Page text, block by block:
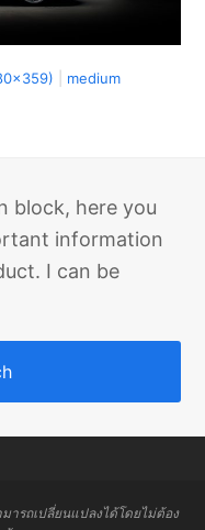
medium
block, here you
information
I can be
ารถเปลี่ยนแปลงได้โดยไม่ต้อง